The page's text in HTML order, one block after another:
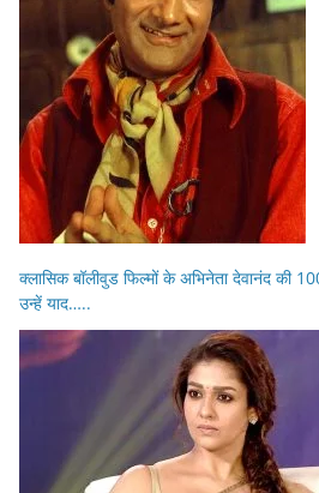
क्लासिक बॉलीवुड फिल्मों के अभिनेता देवानंद की
उन्हें याद…..